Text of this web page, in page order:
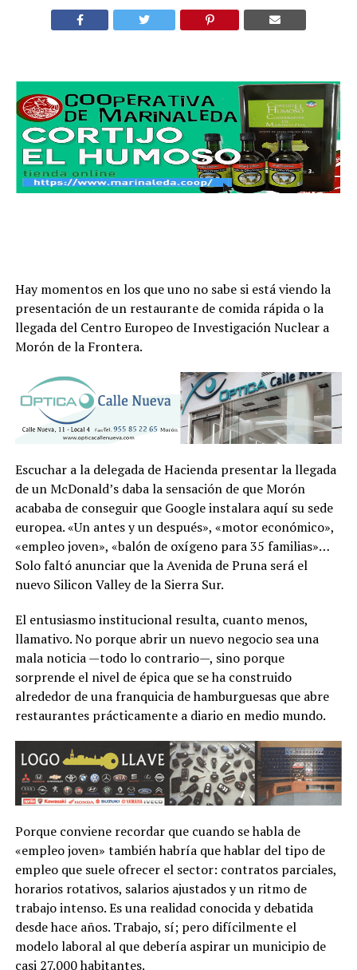
Hay momentos en los que uno no sabe si está viendo la
presentación de un restaurante de comida rápida o la
llegada del Centro Europeo de Investigación Nuclear a
Morón de la Frontera.
Escuchar a la delegada de Hacienda presentar la llegada
de un McDonald’s daba la sensación de que Morón
acababa de conseguir que Google instalara aquí su sede
europea. «Un antes y un después», «motor económico»,
«empleo joven», «balón de oxígeno para 35 familias»…
Solo faltó anunciar que la Avenida de Pruna será el
nuevo Silicon Valley de la Sierra Sur.
El entusiasmo institucional resulta, cuanto menos,
llamativo. No porque abrir un nuevo negocio sea una
mala noticia —todo lo contrario—, sino porque
sorprende el nivel de épica que se ha construido
alrededor de una franquicia de hamburguesas que abre
restaurantes prácticamente a diario en medio mundo.
Porque conviene recordar que cuando se habla de
«empleo joven» también habría que hablar del tipo de
empleo que suele ofrecer el sector: contratos parciales,
horarios rotativos, salarios ajustados y un ritmo de
trabajo intenso. Es una realidad conocida y debatida
desde hace años. Trabajo, sí; pero difícilmente el
modelo laboral al que debería aspirar un municipio de
casi 27.000 habitantes.